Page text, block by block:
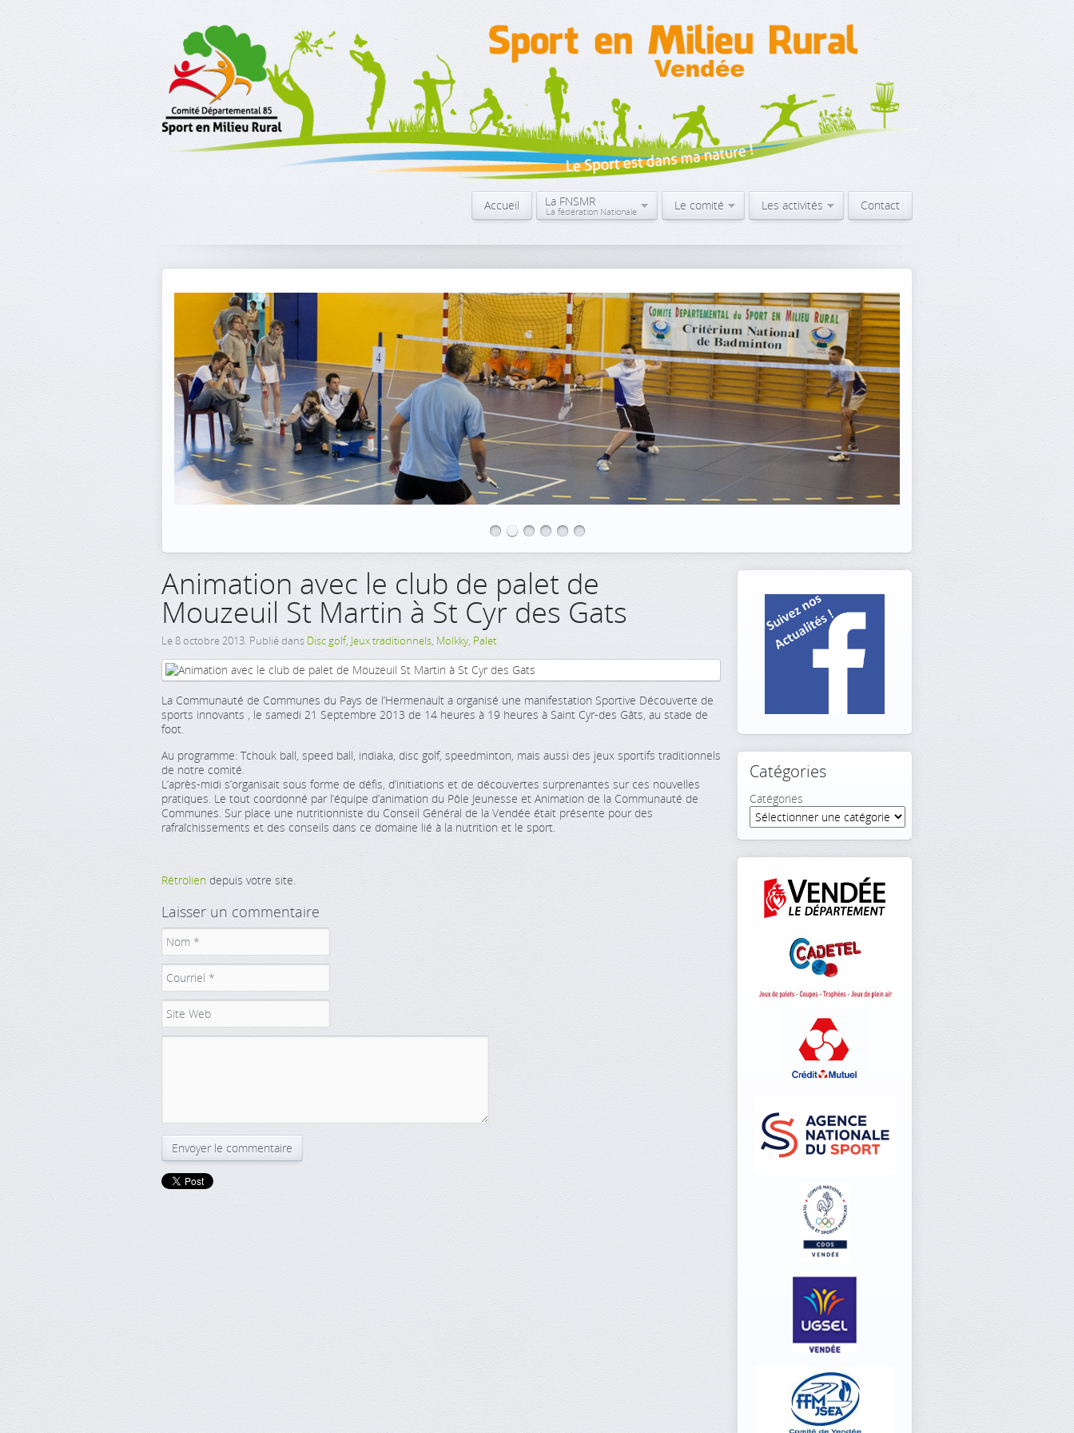
Accueil La FNSMR
La fédération Nationale Le comité Les activités Contact
Animation avec le club de palet de
Mouzeuil St Martin à St Cyr des Gats
Le8 octobre 2013. Publié dans Disc golf, Jeux traditionnels, Molkky, Palet
La Communauté de Communes du Pays de l’Hermenault a organisé une manifestation Sportive Découverte de
sports innovants , le samedi 21 Septembre 2013 de 14 heures à 19 heures à Saint Cyr-des Gâts, au stade de
foot.
Au programme: Tchouk ball, speed ball, indiaka, disc golf, speedminton, mais aussi des jeux sportifs traditionnels
de notre comité.
L’après-midi s’organisait sous forme de défis, d’initiations et de découvertes surprenantes sur ces nouvelles
pratiques. Le tout coordonné par l’équipe d’animation du Pôle Jeunesse et Animation de la Communauté de
Communes. Sur place une nutritionniste du Conseil Général de la Vendée était présente pour des
rafraîchissements et des conseils dans ce domaine lié à la nutrition et le sport.
Rétrolien depuis votre site.
Laisser un commentaire
Catégories
Catégories